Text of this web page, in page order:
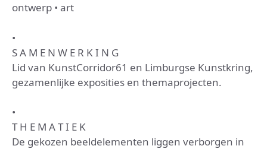
ontwerp • art
•
S A M E N W E R K I N G
Lid van KunstCorridor61 en Limburgse Kunstkring,
gezamenlijke exposities en themaprojecten.
•
T H E M A T I E K
De gekozen beeldelementen liggen verborgen in